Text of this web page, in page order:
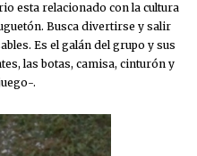
esta relacionado con la cultura
Busca divertirse y salir
Es el galán del grupo y sus
las botas, camisa, cinturón y
.